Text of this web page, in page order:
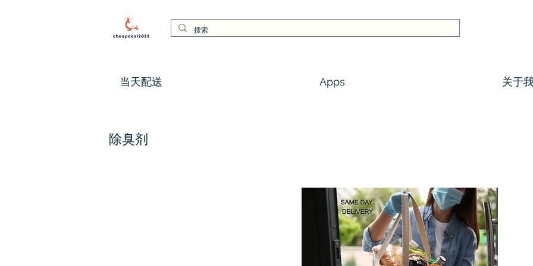
当天配送 Apps 关于
除臭剂